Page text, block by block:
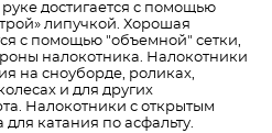
достигается с помощью
липучкой. Хорошая
с помощью "объемной" сетки,
налокотника. Налокотники
на сноуборде, роликах,
и для других
Налокотники с открытым
катания по асфальту.